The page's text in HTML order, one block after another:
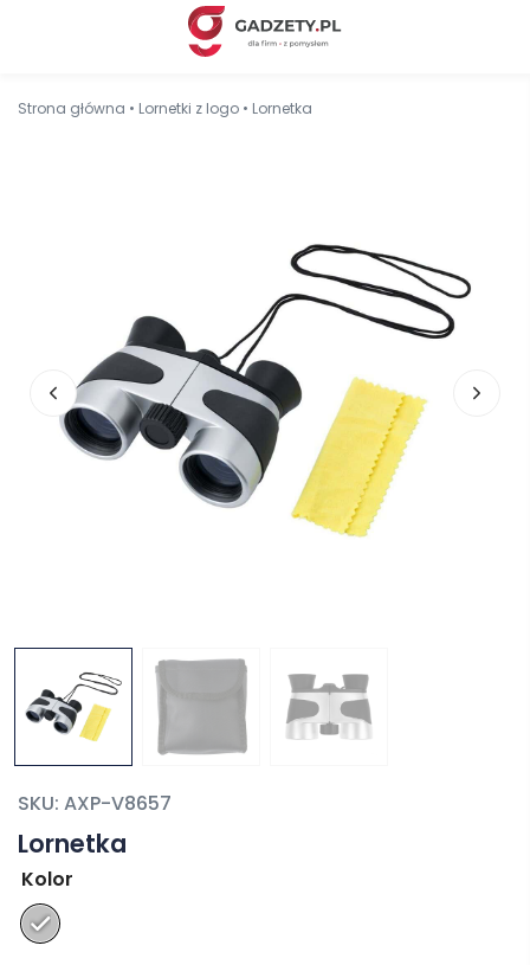
Strona główna • Lornetki z logo • Lornetka
Lornetka
SKU: AXP-V8657
Kolor